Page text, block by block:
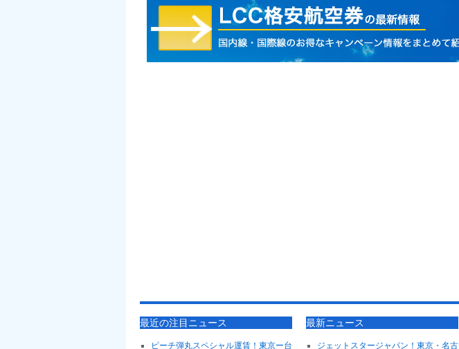
最近の注目ニュース
ピーチ弾丸スペシャル運賃！東京ー台
最新ニュース
ジェットスタージャパン！東京・名古